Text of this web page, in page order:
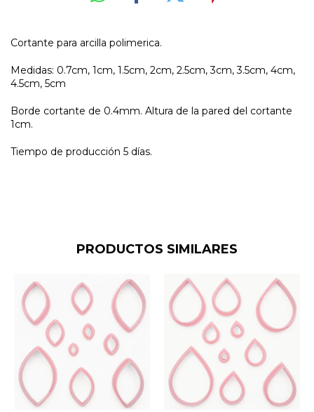
Cortante para arcilla polimerica.
Medidas: 0.7cm, 1cm, 1.5cm, 2cm, 2.5cm, 3cm, 3.5cm, 4cm,
4.5cm, 5cm
Borde cortante de 0.4mm. Altura de la pared del cortante
1cm.
Tiempo de producción 5 días.
PRODUCTOS SIMILARES